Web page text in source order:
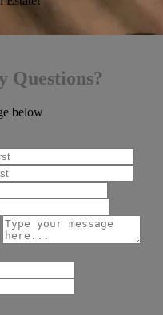
Questions?
below